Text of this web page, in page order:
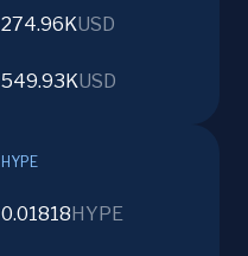
274.96KUSD
549.93KUSD
HYPE
0.01818 HYPE